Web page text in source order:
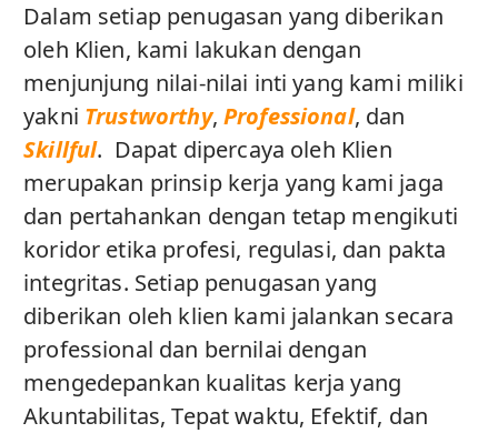
Dalam setiap penugasan yang diberikan
oleh Klien, kami lakukan dengan
menjunjung nilai-nilai inti yang kami miliki
yakni Trustworthy, Professional, dan
Skillful. Dapat dipercaya oleh Klien
merupakan prinsip kerja yang kami jaga
dan pertahankan dengan tetap mengikuti
koridor etika profesi, regulasi, dan pakta
integritas. Setiap penugasan yang
diberikan oleh klien kami jalankan secara
professional dan bernilai dengan
mengedepankan kualitas kerja yang
Akuntabilitas, Tepat waktu, Efektif, dan